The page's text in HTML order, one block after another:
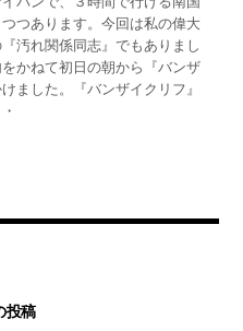
つあります。今回は私の偉大
汚れ関係同志』でもありまし
かねて初日の朝から『バンザ
ました。『バンザイクリフ』
投稿